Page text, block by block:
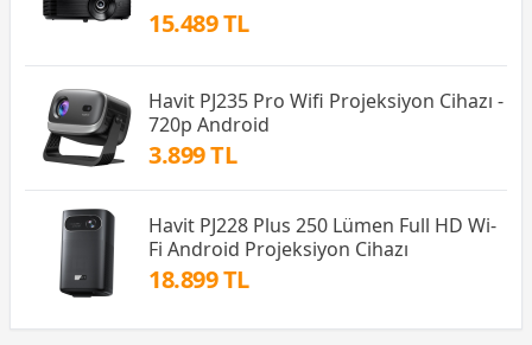
15.489 TL
Havit PJ235 Pro Wifi Projeksiyon Cihazı -
720p Android
3.899 TL
Havit PJ228 Plus 250 Lümen Full HD Wi-
Fi Android Projeksiyon Cihazı
18.899 TL